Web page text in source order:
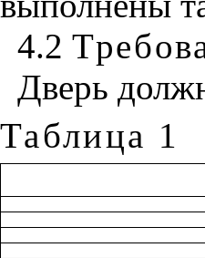
4.2
Дверь
Таблица 1